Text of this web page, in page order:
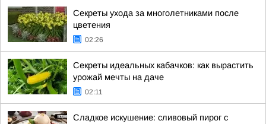
Секреты ухода за многолетниками после
цветения
02:26
Секреты идеальных кабачков: как вырастить
урожай мечты на даче
02:11
Сладкое искушение: сливовый пирог с